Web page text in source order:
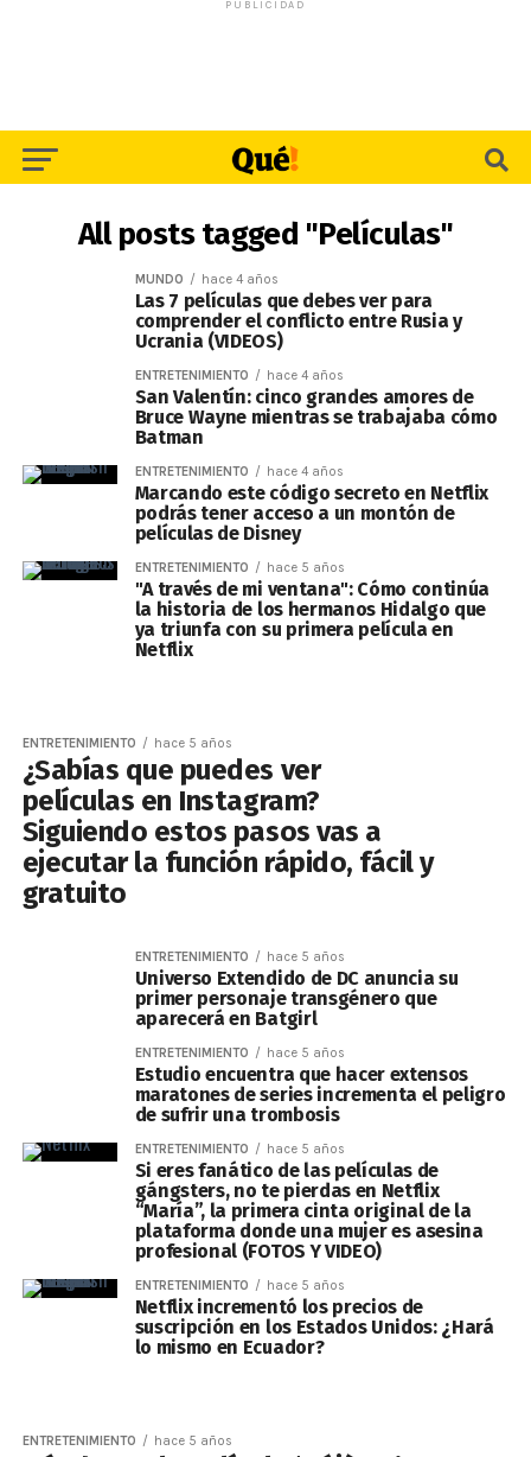
PUBLICIDAD
All posts tagged "Películas"
MUNDO hace 4 años
Las 7 películas que debes ver para
comprender el conflicto entre Rusia y
Ucrania (VIDEOS)
ENTRETENIMIENTO hace 4 años
San Valentín: cinco grandes amores de
Bruce Wayne mientras se trabajaba cómo
Batman
ENTRETENIMIENTO hace 4 años
Marcando este código secreto en Netflix
podrás tener acceso a un montón de
películas de Disney
ENTRETENIMIENTO hace 5 años
"A través de mi ventana": Cómo continúa
la historia de los hermanos Hidalgo que
ya triunfa con su primera película en
Netflix
ENTRETENIMIENTO hace 5 años
¿Sabías que puedes ver
películas en Instagram?
Siguiendo estos pasos vas a
ejecutar la función rápido, fácil y
gratuito
ENTRETENIMIENTO hace 5 años
Universo Extendido de DC anuncia su
primer personaje transgénero que
aparecerá en Batgirl
ENTRETENIMIENTO hace 5 años
Estudio encuentra que hacer extensos
maratones de series incrementa el peligro
de sufrir una trombosis
ENTRETENIMIENTO hace 5 años
Si eres fanático de las películas de
gángsters, no te pierdas en Netflix
“María”, la primera cinta original de la
plataforma donde una mujer es asesina
profesional (FOTOS Y VIDEO)
ENTRETENIMIENTO hace 5 años
Netflix incrementó los precios de
suscripción en los Estados Unidos: ¿Hará
lo mismo en Ecuador?
ENTRETENIMIENTO hace 5 años